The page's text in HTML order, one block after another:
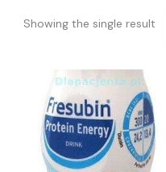
Showing the single result